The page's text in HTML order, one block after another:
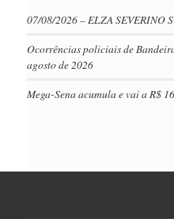
07/08/2026 – ELZA SEVERINO
Ocorrências policiais de
agosto de 2026
Mega-Sena acumula e vai a R$